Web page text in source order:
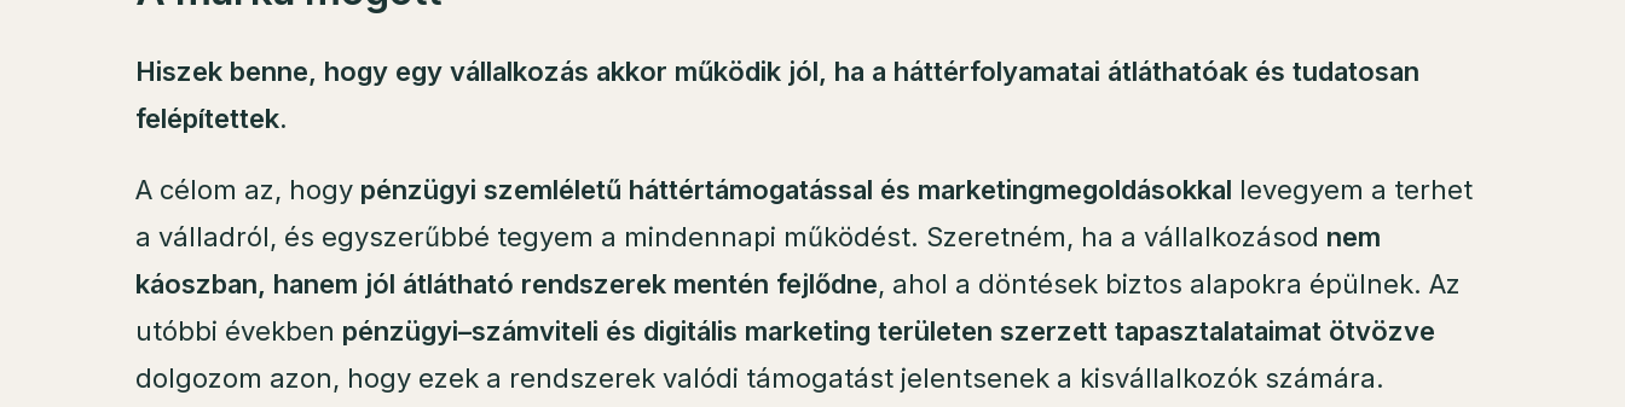
Hiszek benne, hogy egy vállalkozás akkor működik jól, ha a háttérfolyamatai átláthatóak és tudatosan
felépítettek.
A célom az, hogy pénzügyi szemléletű háttértámogatással és marketingmegoldásokkal levegyem a terhet
a válladról, és egyszerűbbé tegyem a mindennapi működést. Szeretném, ha a vállalkozásod nem
káoszban, hanem jól átlátható rendszerek mentén fejlődne, ahol a döntések biztos alapokra épülnek. Az
utóbbi években pénzügyi–számviteli és digitális marketing területen szerzett tapasztalataimat ötvözve
dolgozom azon, hogy ezek a rendszerek valódi támogatást jelentsenek a kisvállalkozók számára.